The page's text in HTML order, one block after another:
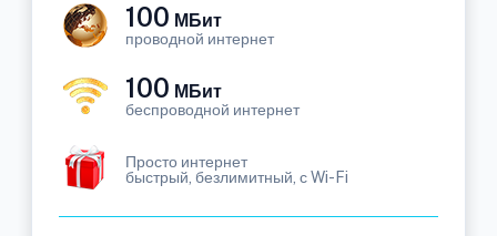
100 МБит
проводной интернет
100 МБит
беспроводной интернет
Просто интернет
быстрый, безлимитный, с Wi-Fi